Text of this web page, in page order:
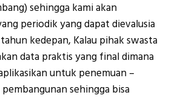
sehingga kami akan
periodik yang dapat dievalusia
kedepan, Kalau pihak swasta
data praktis yang final dimana
untuk penemuan –
sehingga bisa